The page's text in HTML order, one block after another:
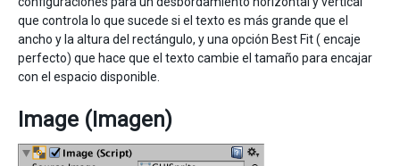
que controla lo que sucede si el texto es más grande que el
ancho y la altura del rectángulo, y una opción Best Fit ( encaje
perfecto) que hace que el texto cambie el tamaño para encajar
con el espacio disponible.
Image (Imagen)